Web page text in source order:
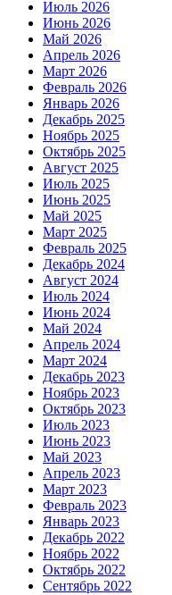
Июль 2026
Июнь 2026
Май 2026
Апрель 2026
Март 2026
Февраль 2026
Январь 2026
Декабрь 2025
Ноябрь 2025
Октябрь 2025
Август 2025
Июль 2025
Июнь 2025
Май 2025
Март 2025
Февраль 2025
Декабрь 2024
Август 2024
Июль 2024
Июнь 2024
Май 2024
Апрель 2024
Март 2024
Декабрь 2023
Ноябрь 2023
Октябрь 2023
Июль 2023
Июнь 2023
Май 2023
Апрель 2023
Март 2023
Февраль 2023
Январь 2023
Декабрь 2022
Ноябрь 2022
Октябрь 2022
Сентябрь 2022